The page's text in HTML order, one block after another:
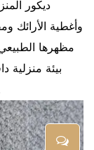
ديكور
وأغطية الأرائك
مظهرها
بيئة منزلية